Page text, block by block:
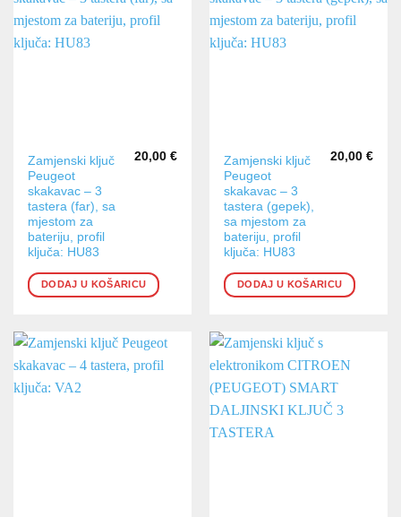
Zamjenski ključ
Peugeot
skakavac – 3
tastera (far), sa
mjestom za
bateriju, profil
ključa: HU83
20,00 €
DODAJ U KOŠARICU
Zamjenski ključ
Peugeot
skakavac – 3
tastera (gepek),
sa mjestom za
bateriju, profil
ključa: HU83
20,00 €
DODAJ U KOŠARICU